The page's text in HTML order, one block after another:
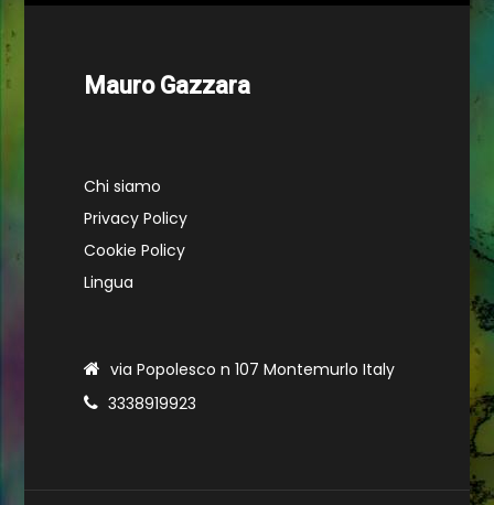
Mauro Gazzara
Chi siamo
Privacy Policy
Cookie Policy
Lingua
via Popolesco n 107 Montemurlo Italy
3338919923